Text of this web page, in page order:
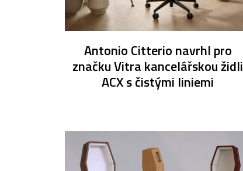
Antonio Citterio navrhl pro
značku Vitra kancelářskou židli
ACX s čistými liniemi